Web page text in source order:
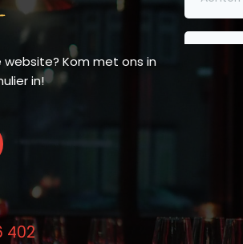
Kom met ons in
in!
402